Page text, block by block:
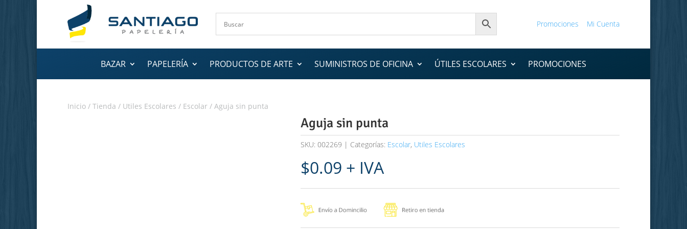
Promociones Mi Cuenta
BAZAR PAPELERÍA PRODUCTOS DE ARTE SUMINISTROS DE OFICINA ÚTILES ESCOLARES PROMOCIONES
Inicio / Tienda / Utiles Escolares / Escolar / Aguja sin punta
Aguja sin punta
SKU: 002269 Categorías: Escolar, Utiles Escolares
$0.09 + IVA